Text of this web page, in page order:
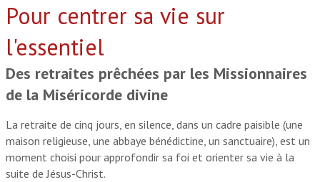
Pour centrer sa vie sur
l'essentiel
Des retraites prêchées par les Missionnaires
de la Miséricorde divine
La retraite de cinq jours, en silence, dans un cadre paisible (une
maison religieuse, une abbaye bénédictine, un sanctuaire), est un
moment choisi pour approfondir sa foi et orienter sa vie à la
suite de Jésus-Christ.